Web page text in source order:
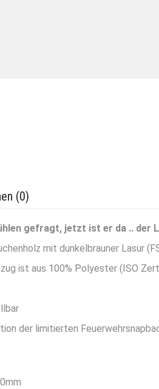
(0)
gefragt, jetzt ist er da .. der
mit dunkelbrauner Lasur
ist aus 100% Polyester (ISO
der limitierten